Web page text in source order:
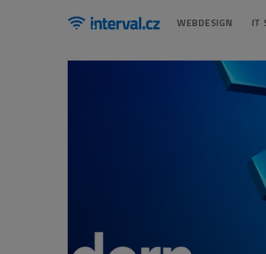
WEBDESIGN IT